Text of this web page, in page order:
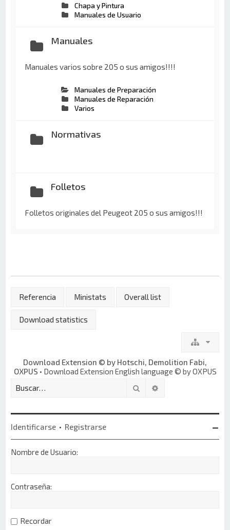
Chapa y Pintura
Manuales de Usuario
Manuales
Manuales varios sobre 205 o sus amigos!!!!
Manuales de Preparación
Manuales de Reparación
Varios
Normativas
Folletos
Folletos originales del Peugeot 205 o sus amigos!!!
Referencia Ministats Overall list
Download statistics
Download Extension © by Hotschi, Demolition Fabi,
OXPUS • Download Extension English language © by OXPUS
Buscar
Identificarse • Registrarse
Nombre de Usuario:
Contraseña:
Recordar